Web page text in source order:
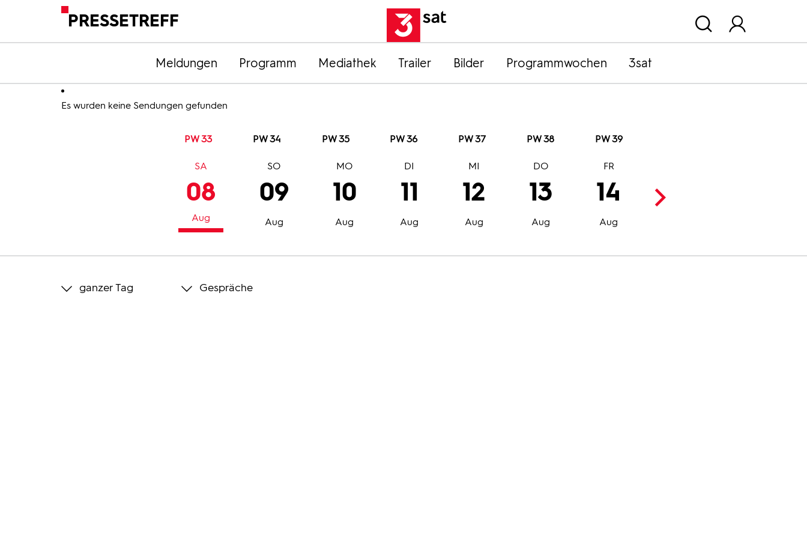
PRESSETREFF
Meldungen Programm Mediathek Trailer Bilder Programmwochen 3sat
Es wurden keine Sendungen gefunden
PW 33 PW 34 PW 35 PW 36 PW 37 PW 38 PW 39
08
Aug
SA
09
Aug
SO
10
Aug
MO
11
Aug
DI
12
Aug
MI
13
Aug
DO
14
Aug
FR
15
ganzer Tag Gespräche